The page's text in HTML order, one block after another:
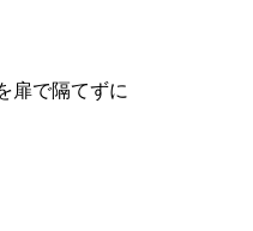
扉で隔てずに